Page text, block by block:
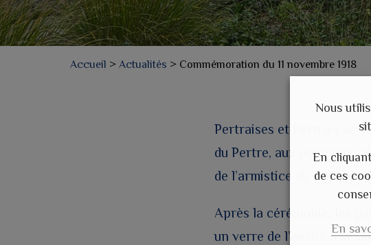
Accueil > Actualités > Commémoration du 11 novembre 1918
Pertraises et Pertrais se
du Pertre, aux pompiers,
de l’armistice du 11
Après la cérémonie, les
un verre de l’amitié à la
Nous
En
de ces
En